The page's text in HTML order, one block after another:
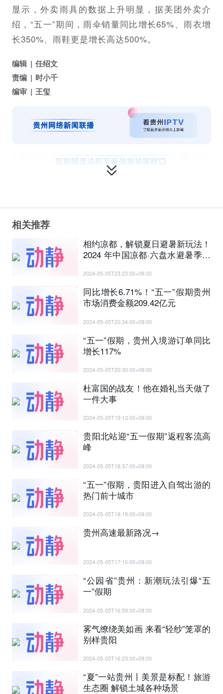
显示，外卖雨具的数据上升明显，据美团外卖介
绍，“五一”期间，雨伞销量同比增长65%、雨衣增
长350%、雨鞋更是增长高达500%。
编辑
任绍文
责编
时小千
编审
王玺
相关推荐
相约凉都，解锁夏日避暑新玩法！
2024 年中国凉都·六盘水避暑季开
2024-05-05T23:23:00+08:00
同比增长6.71%！“五一”假期贵州
市场消费金额209.42亿元
2024-05-05T20:34:00+08:00
“五一”假期，贵州入境游订单同比
增长117%
2024-05-05T20:30:00+08:00
杜富国的战友！他在婚礼当天做了
一件大事
2024-05-05T19:13:00+08:00
贵阳北站迎“五一假期”返程客流高
峰
2024-05-05T18:37:00+08:00
“五一”假期，贵阳进入自驾出游的
热门前十城市
2024-05-05T18:19:00+08:00
贵州高速最新路况→
2024-05-05T17:10:00+08:00
“公园省”贵州：新潮玩法引爆“五
一”假期
2024-05-05T16:59:00+08:00
雾气缭绕美如画 来看“轻纱”笼罩的
别样贵阳
2024-05-05T16:23:00+08:00
“夏”一站贵州丨美景是标配！旅游
生态圈 解锁土城各种场景